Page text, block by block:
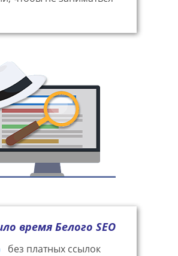
время Белого SEO
без платных ссылок